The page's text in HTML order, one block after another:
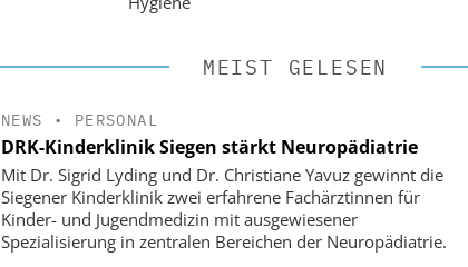
MEIST GELESEN
NEWS • PERSONAL
DRK-Kinderklinik Siegen stärkt Neuropädiatrie
Mit Dr. Sigrid Lyding und Dr. Christiane Yavuz gewinnt die
Siegener Kinderklinik zwei erfahrene Fachärztinnen für
Kinder- und Jugendmedizin mit ausgewiesener
Spezialisierung in zentralen Bereichen der Neuropädiatrie.